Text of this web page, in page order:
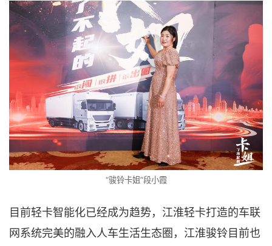
“骏铃卡姐”段小霞
目前轻卡智能化已经成为趋势，江淮轻卡打造的车联
网系统完美的融入人车生活生态圈，江淮骏铃目前也